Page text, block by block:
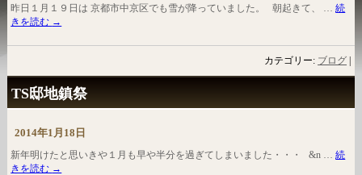
昨日１月１９日は 京都市中京区でも雪が降っていました。 朝起きて、 …続
きを読む →
カテゴリー: ブログ
TS邸地鎮祭
2014年1月18日
新年明けたと思いきや１月も早や半分を過ぎてしまいました・・・ &n …続
きを読む →